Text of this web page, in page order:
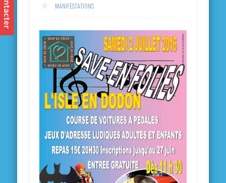
MANIFESTATIONS